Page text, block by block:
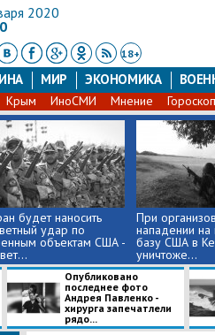
2020
18+
МИР ЭКОНОМИКА
Крым ИноСМИ Мнение
будет наносить
удар по
объектам США -
При
нападении
базу США в
уничтоже...
Опубликовано
последнее фото
Андрея Павленко -
хирурга запечатлели
рядо...